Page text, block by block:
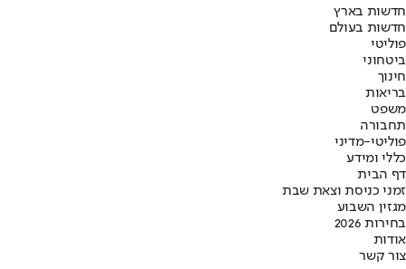
חדשות בארץ
חדשות בעולם
פוליטי
ביטחוני
חינוך
בריאות
משפט
תחבורה
פוליטי-מדיני
כללי ומידע
דף הבית
זמני כניסת וצאת שבת
מגזין השבוע
בחירות 2026
אודות
צור קשר